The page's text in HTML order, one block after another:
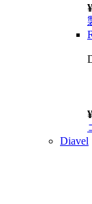
Diavel